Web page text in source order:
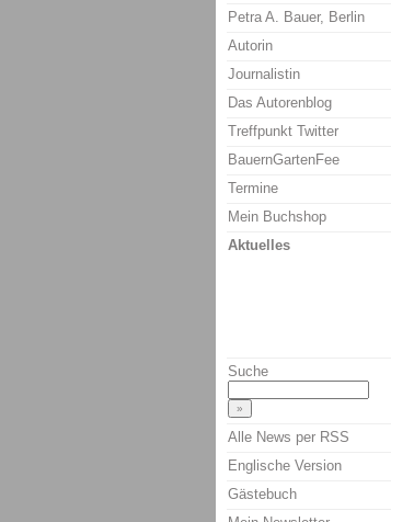
Petra A. Bauer, Berlin
Autorin
Journalistin
Das Autorenblog
Treffpunkt Twitter
BauernGartenFee
Termine
Mein Buchshop
Aktuelles
Suche
Alle News per RSS
Englische Version
Gästebuch